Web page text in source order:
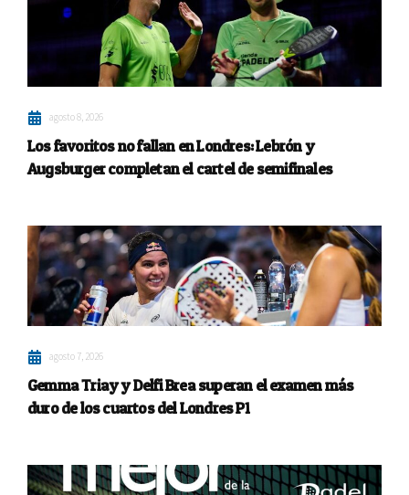
agosto 8, 2026
Los favoritos no fallan en Londres: Lebrón y
Augsburger completan el cartel de semifinales
agosto 7, 2026
Gemma Triay y Delfi Brea superan el examen más
duro de los cuartos del Londres P1